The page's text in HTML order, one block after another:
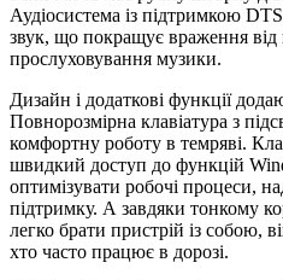
Аудіосистема із підтримкою
звук, що покращує враження від
прослуховування музики.
Дизайн і додаткові функції
Повнорозмірна клавіатура з
комфортну роботу в темряві.
швидкий доступ до функцій
оптимізувати робочі процеси,
підтримку. А завдяки тонкому
легко брати пристрій із собою,
хто часто працює в дорозі.